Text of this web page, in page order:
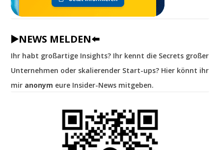
▶️NEWS MELDEN⬅️
Ihr habt großartige Insights? Ihr kennt die Secrets großer
Unternehmen oder skalierender Start-ups? Hier könnt ihr
mir anonym eure Insider-News mitgeben.